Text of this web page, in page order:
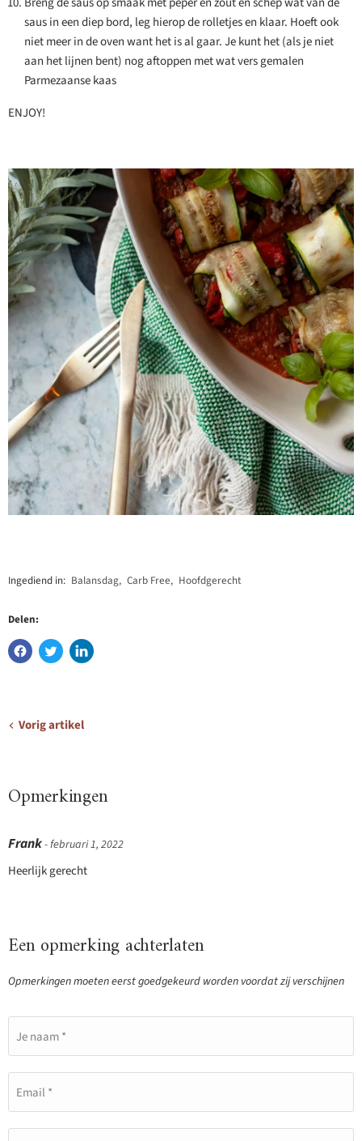
saus in een diep bord, leg hierop de rolletjes en klaar. Hoeft ook
niet meer in de oven want het is al gaar. Je kunt het (als je niet
aan het lijnen bent) nog aftoppen met wat vers gemalen
Parmezaanse kaas
ENJOY!
Ingediend in: Balansdag, Carb Free, Hoofdgerecht
Delen:
Vorig artikel
Opmerkingen
Frank- februari 1, 2022
Heerlijk gerecht
Een opmerking achterlaten
Opmerkingen moeten eerst goedgekeurd worden voordat zij verschijnen
Je naam *
Email *